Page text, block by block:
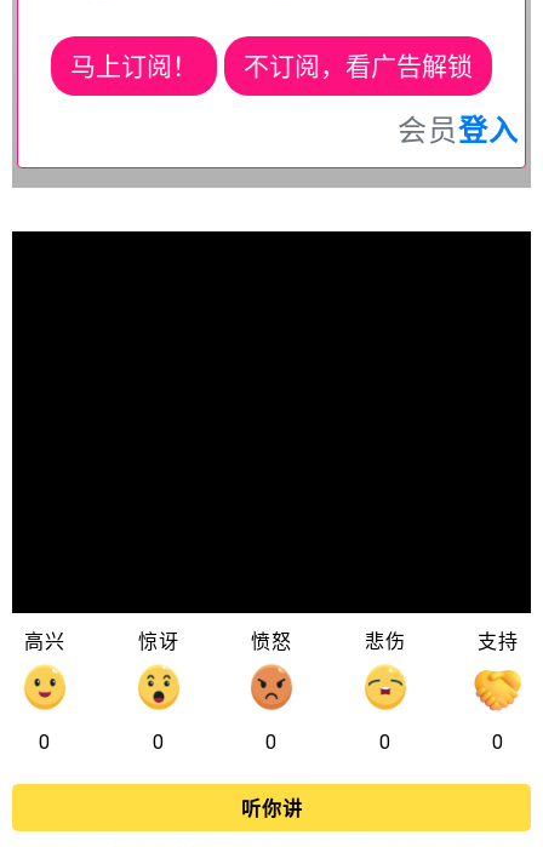
马上订阅！ 不订阅，看广告解锁
会员登入
高兴
0
惊讶
0
愤怒
0
悲伤
0
支持
0
听你讲